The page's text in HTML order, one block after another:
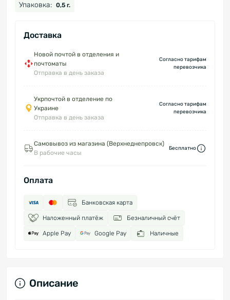
Упаковка: 0,5 г.
Доставка
Новой почтой в отделения и
почтоматы
Отправка в день заказа
Согласно тарифам
перевозчика
Укрпочтой в отделение по
Украине
Отправка в день заказа
Согласно тарифам
перевозчика
Самовывоз из магазина (Верхнеднепровск)
В рабочие часы
Бесплатно
Оплата
Банковская карта
Наложенный платёж Безналичный счёт
Apple Pay Google Pay Наличные
Описание